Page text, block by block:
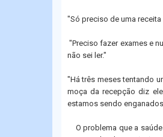
"Só preciso de uma
"Preciso fazer exames e
não sei ler."
"Há três meses tentando
moça da recepção diz
estamos sendo
O problema que a